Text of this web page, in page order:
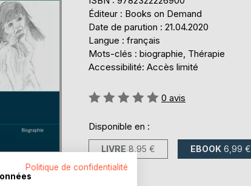
Éditeur : Books on Demand
Date de parution : 21.04.2020
Langue : français
Mots-clés : biographie, Thérapie
Accessibilité: Accès limité
Évaluation:
0 avis
Disponible en :
LIVRE 8,95 € EBOOK 6,99 €
Politique de confidentialité